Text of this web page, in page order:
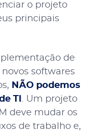
o projeto
principais
de
softwares
NÃO podemos
TI . Um projeto
deve mudar os
de trabalho e,